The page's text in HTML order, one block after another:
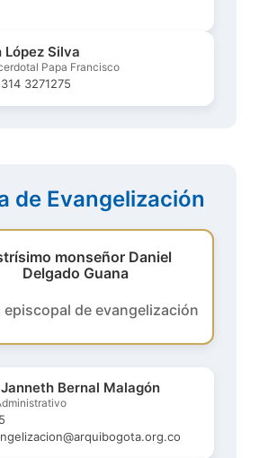
López Silva
Papa Francisco
3271275
de Evangelización
monseñor Daniel
Delgado Guana
episcopal de evangelización
Bernal Malagón